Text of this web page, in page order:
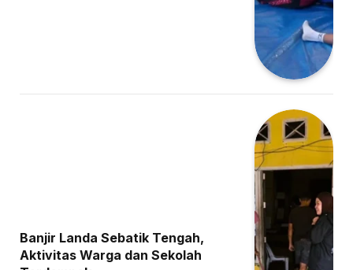
Banjir Landa Sebatik Tengah,
Aktivitas Warga dan Sekolah